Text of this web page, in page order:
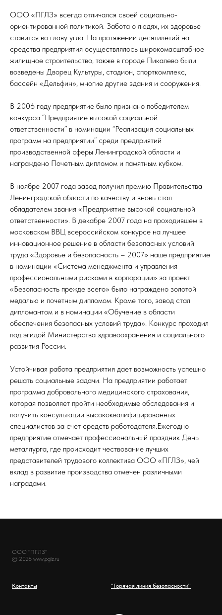
ООО «ПГЛЗ» всегда отличался своей социально-
ориентированной политикой. Забота о людях, их здоровье
ставится во главу угла. На протяжении десятилетий на
средства предприятия осуществлялось широкомасштабное
жилищное строительство, также в городе Пикалево были
возведены Дворец Культуры, стадион, спорткомплекс,
бассейн «Дельфин», многие другие здания и сооружения.
В 2006 году предприятие было признано победителем
конкурса “Предприятие высокой социальной
ответственности” в номинации “Реализация социальных
программ на предприятии” среди предприятий
производственной сферы Ленинградской области и
награждено Почетным дипломом и памятным кубком.
В ноябре 2007 года завод получил премию Правительства
Ленинградской области по качеству и вновь стал
обладателем звания «Предприятие высокой социальной
ответственности». В декабре 2007 года на проходившем в
московском ВВЦ всероссийском конкурсе на лучшее
инновационное решение в области безопасных условий
труда «Здоровье и безопасность – 2007» наше предприятие
в номинации «Система менеджмента и управления
профессиональными рисками в корпорации» за проект
«Безопасность прежде всего» было награждено золотой
медалью и почетным дипломом. Кроме того, завод стал
дипломантом и в номинации «Обучение в области
обеспечения безопасных условий труда». Конкурс проходил
под эгидой Министерства здравоохранения и социального
развития России.
Устойчивая работа предприятия дает возможность успешно
решать социальные задачи. На предприятии работает
программа добровольного медицинского страхования,
которая позволяет пройти необходимые обследования и
получить консультации высококвалифицированных
специалистов за счет средств работодателя.Ежегодно
предприятие отмечает профессиональный праздник День
металлурга, где происходит чествование лучших
представителей трудового коллектива ООО «ПГЛЗ», чей
вклад в развитие производства отмечен различными
наградами.
ООО "ПГЛЗ"
© 2026 www.pglz.ru
Контакты "Горячая линия безопасности"